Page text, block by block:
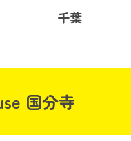
千葉
国分寺